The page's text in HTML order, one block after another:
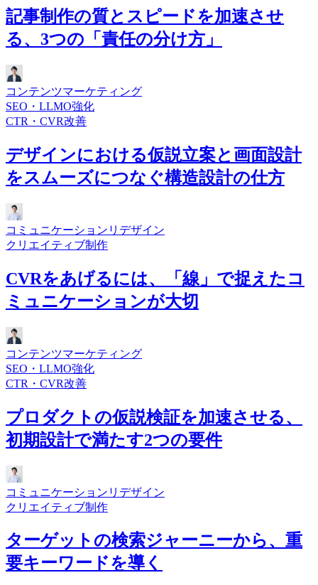
記事制作の質とスピードを加速させ
る、3つの「責任の分け方」
コンテンツマーケティング
SEO・LLMO強化
CTR・CVR改善
デザインにおける仮説立案と画面設計
をスムーズにつなぐ構造設計の仕方
コミュニケーションリデザイン
クリエイティブ制作
CVRをあげるには、「線」で捉えたコ
ミュニケーションが大切
コンテンツマーケティング
SEO・LLMO強化
CTR・CVR改善
プロダクトの仮説検証を加速させる、
初期設計で満たす2つの要件
コミュニケーションリデザイン
クリエイティブ制作
ターゲットの検索ジャーニーから、重
要キーワードを導く